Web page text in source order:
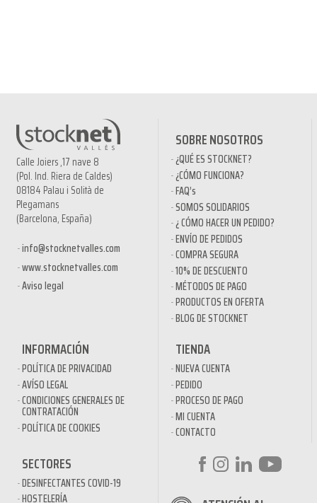
Calle Joiers ,17 nave 8
(Pol. Ind. Riera de Caldes)
08184 Palau i Solità de
Plegamans
(Barcelona, España)
info@stocknetvalles.com
www.stocknetvalles.com
Aviso legal
SOBRE NOSOTROS
¿QUÉ ES STOCKNET?
¿CÓMO FUNCIONA?
FAQ’s
SOMOS SOLIDARIOS
¿ CÓMO HACER UN PEDIDO?
ENVÍO DE PEDIDOS
COMPRA SEGURA
10% DE DESCUENTO
MÉTODOS DE PAGO
PRODUCTOS EN OFERTA
BLOG DE STOCKNET
INFORMACIÓN
POLÍTICA DE PRIVACIDAD
AVÍSO LEGAL
CONDICIONES GENERALES DE
CONTRATACIÓN
POLÍTICA DE COOKIES
TIENDA
NUEVA CUENTA
PEDIDO
PROCESO DE PAGO
MI CUENTA
CONTACTO
SECTORES
DESINFECTANTES COVID-19
HOSTELERÍA